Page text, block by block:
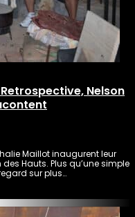
Nelson
Maillot inaugurent leur
des Hauts. Plus qu’une simple
sur plus…